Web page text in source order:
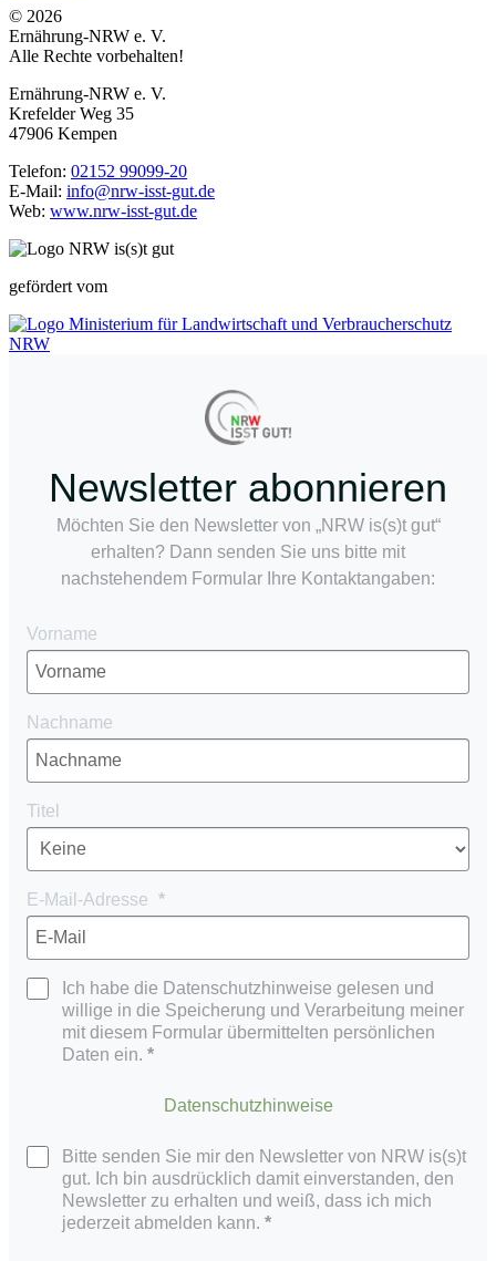
© 2026
Ernährung-NRW e. V.
Alle Rechte vorbehalten!
Ernährung-NRW e. V.
Krefelder Weg 35
47906 Kempen
Telefon: 02152 99099-20
E-Mail: info@nrw-isst-gut.de
Web: www.nrw-isst-gut.de
gefördert vom
Newsletter abonnieren
Möchten Sie den Newsletter von „NRW is(s)t gut“
erhalten? Dann senden Sie uns bitte mit
nachstehendem Formular Ihre Kontaktangaben:
Vorname
Nachname
Titel
E-Mail-Adresse
Ich habe die Datenschutzhinweise gelesen und
willige in die Speicherung und Verarbeitung meiner
mit diesem Formular übermittelten persönlichen
Daten ein.
Datenschutzhinweise
Bitte senden Sie mir den Newsletter von NRW is(s)t
gut. Ich bin ausdrücklich damit einverstanden, den
Newsletter zu erhalten und weiß, dass ich mich
jederzeit abmelden kann.